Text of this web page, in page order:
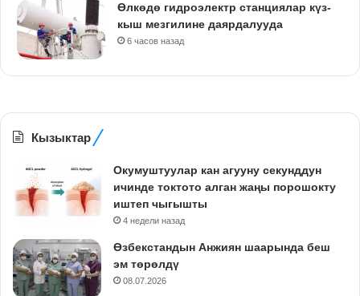
Өлкөдө гидроэлектр станциялар күз-
кыш мезгилине даярдалууда
6 часов назад
Кызыктар
Окумуштуулар кан агууну секунддун
ичинде токтото алган жаңы порошокту
иштеп чыгышты
4 недели назад
Өзбекстандын Анжиян шаарында беш
эм төрөлдү
08.07.2026